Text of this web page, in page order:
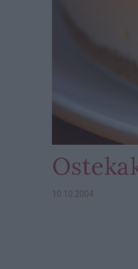
10.10.2004